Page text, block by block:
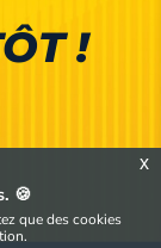
!
🍪
que des cookies
x